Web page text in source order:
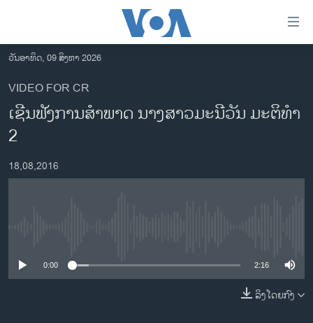
ເຂົ້າ
ຫາ
ຂ້າມ
ຂ້າມ
ຂ້າມ
ໄປ
ຫາ
ຊອກ
ອາເມຣິກາ
ຂ່າວ​ຈີນ
ຊີວິດຊາວລາວ
ວັນອາທິດ, 09 ສິງຫາ 2026
VIDEO FOR CR
ເຊີນຟັງການສຳພາດ ນາງສາວມະນີວັນ ມະຕິທຳ
2
18,08,2016
0:00 2:16
ລິງໂດຍກົງ